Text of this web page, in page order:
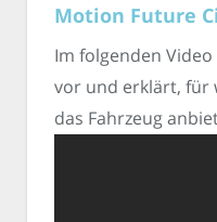
Motion Future
Im folgenden
vor und erklärt, für
das Fahrzeug